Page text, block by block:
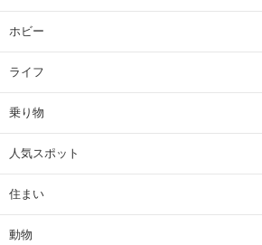
ホビー
ライフ
乗り物
人気スポット
住まい
動物